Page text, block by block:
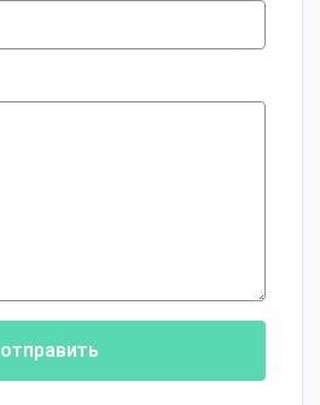
отправить